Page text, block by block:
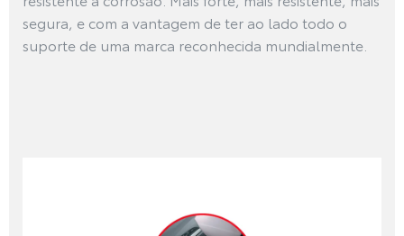
segura, e com a vantagem de ter ao lado todo o
suporte de uma marca reconhecida mundialmente.